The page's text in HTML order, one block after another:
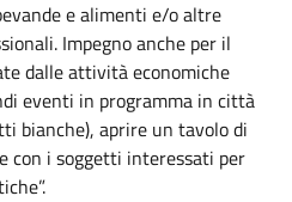
e alimenti e/o altre
Impegno anche per il
dalle attività economiche
eventi in programma in città
bianche), aprire un tavolo di
con i soggetti interessati per